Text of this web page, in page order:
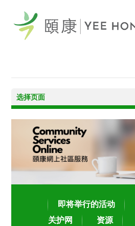
选择页面
即将举行的活动
关护网
资源